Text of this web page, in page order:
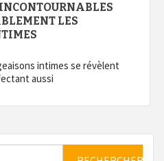
LES
intimes se révèlent
aussi